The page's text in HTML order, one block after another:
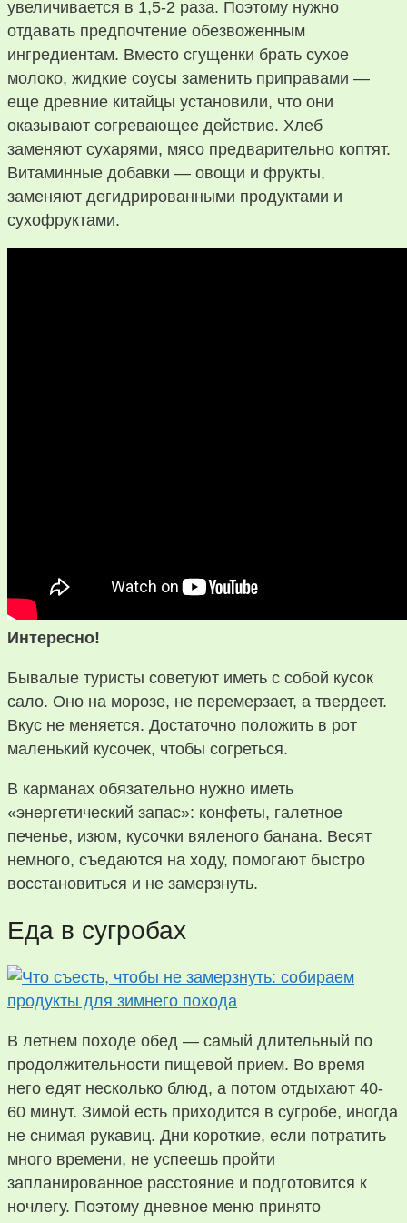
увеличивается в 1,5-2 раза. Поэтому нужно
отдавать предпочтение обезвоженным
ингредиентам. Вместо сгущенки брать сухое
молоко, жидкие соусы заменить приправами —
еще древние китайцы установили, что они
оказывают согревающее действие. Хлеб
заменяют сухарями, мясо предварительно коптят.
Витаминные добавки — овощи и фрукты,
заменяют дегидрированными продуктами и
сухофруктами.
Интересно!
Бывалые туристы советуют иметь с собой кусок
сало. Оно на морозе, не перемерзает, а твердеет.
Вкус не меняется. Достаточно положить в рот
маленький кусочек, чтобы согреться.
В карманах обязательно нужно иметь
«энергетический запас»: конфеты, галетное
печенье, изюм, кусочки вяленого банана. Весят
немного, съедаются на ходу, помогают быстро
восстановиться и не замерзнуть.
Еда в сугробах
В летнем походе обед — самый длительный по
продолжительности пищевой прием. Во время
него едят несколько блюд, а потом отдыхают 40-
60 минут. Зимой есть приходится в сугробе, иногда
не снимая рукавиц. Дни короткие, если потратить
много времени, не успеешь пройти
запланированное расстояние и подготовится к
ночлегу. Поэтому дневное меню принято